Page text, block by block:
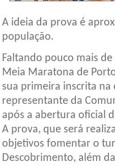
A ideia da prova é
população.
Faltando pouco mais
Meia Maratona de
sua primeira inscrita na
representante da
após a abertura oficial
A prova, que será
objetivos fomentar o
Descobrimento, além